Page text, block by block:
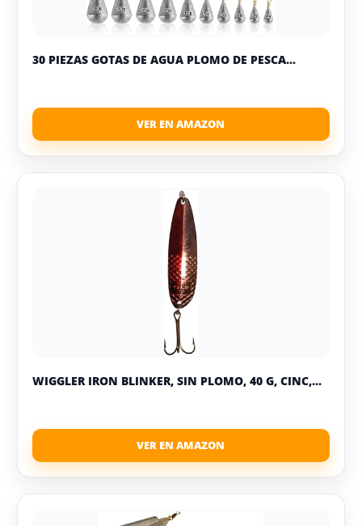
30 PIEZAS GOTAS DE AGUA PLOMO DE PESCA...
WIGGLER IRON BLINKER, SIN PLOMO, 40 G, CINC,...